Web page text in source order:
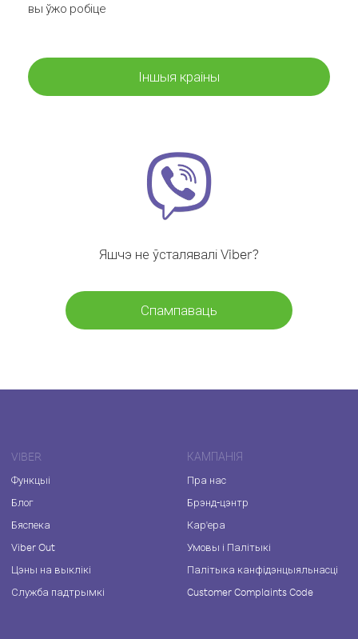
вы ўжо робіце
Іншыя краіны
Яшчэ не ўсталявалі Viber?
Спампаваць
VIBER
Функцыі
Блог
Бяспека
Viber Out
Цэны на выклікі
Служба падтрымкі
КАМПАНІЯ
Пра нас
Брэнд-цэнтр
Кар'ера
Умовы і Палітыкі
Палітыка канфідэнцыяльнасці
Customer Complaints Code